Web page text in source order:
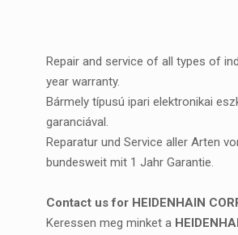
Repair and service of all types of
year warranty.
Bármely típusú ipari elektronikai
garanciával.
Reparatur und Service aller Arten
bundesweit mit 1 Jahr Garantie.
Contact us for HEIDENHAIN
Keressen meg minket a